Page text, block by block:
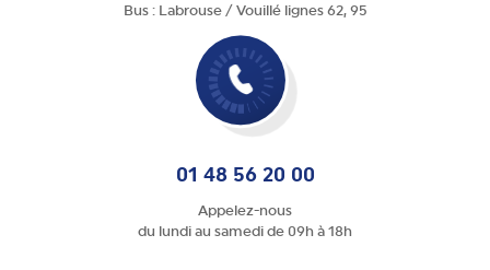
Bus : Labrouse / Vouillé lignes 62, 95
01 48 56 20 00
Appelez-nous
du lundi au samedi de 09h à 18h